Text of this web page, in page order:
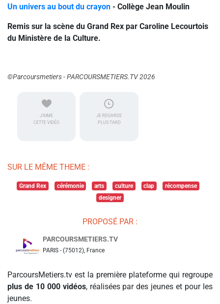
Un univers au bout du crayon - Collège Jean Moulin
Remis sur la scène du Grand Rex par Caroline Lecourtois
du Ministère de la Culture.
©Parcoursmetiers - PARCOURSMETIERS.TV 2026
J'AIME
CETTE VIDÉO
JE REGARDE
PLUS TARD
SUR LE MÊME THEME :
Grand Rex cérémonie arts culture clap
récompense
designer
PROPOSÉ PAR :
PARCOURSMETIERS.TV
PARIS - (75012), France
ParcoursMetiers.tv est la première plateforme qui regroupe
plus de 10 000 vidéos, réalisées par des jeunes et pour les
jeunes.